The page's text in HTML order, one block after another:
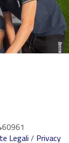
Legali / Privacy